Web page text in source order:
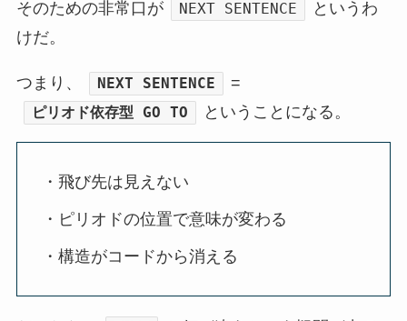
そのための非常口が NEXT SENTENCE
というわ
けだ。
つまり、 NEXT SENTENCE =
ピリオド依存型 GO TO ということになる。
・飛び先は見えない
・ピリオドの位置で意味が変わる
・構造がコードから消える